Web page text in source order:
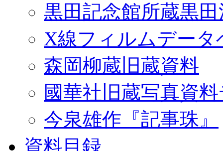
黒田記念館所蔵黒
X線フィルムデータ
森岡柳蔵旧蔵資料
國華社旧蔵写真資
今泉雄作『記事珠』
資料目録